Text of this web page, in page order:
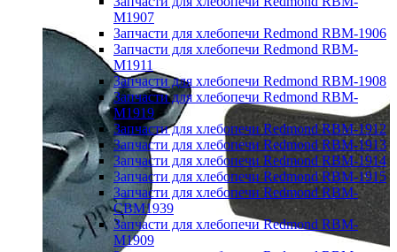
M1907
Запчасти для хлебопечи Redmond RBM-1906
Запчасти для хлебопечи Redmond RBM-
M1911
Запчасти для хлебопечи Redmond RBM-1908
Запчасти для хлебопечи Redmond RBM-
M1919
Запчасти для хлебопечи Redmond RBM-1912
Запчасти для хлебопечи Redmond RBM-1913
Запчасти для хлебопечи Redmond RBM-1914
Запчасти для хлебопечи Redmond RBM-1915
Запчасти для хлебопечи Redmond RBM-
CBM1939
Запчасти для хлебопечи Redmond RBM-
M1909